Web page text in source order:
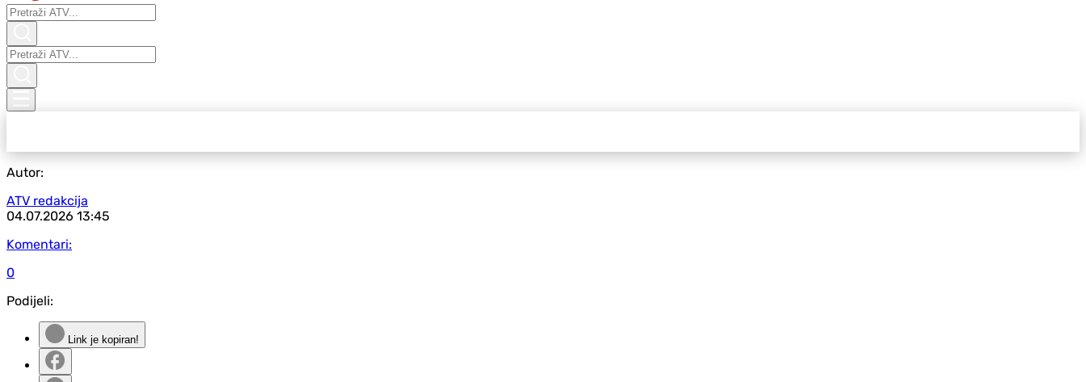
Autor:
ATV redakcija
04.07.2026 13:45
Komentari:
0
Podijeli:
Link je kopiran!